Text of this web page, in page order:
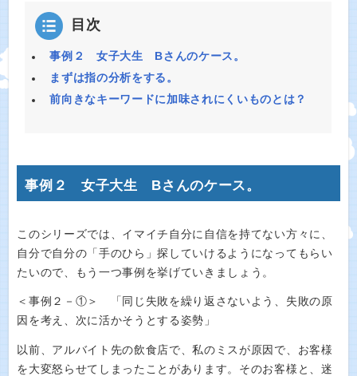
目次
事例２ 女子大生 Bさんのケース。
まずは指の分析をする。
前向きなキーワードに加味されにくいものとは？
事例２ 女子大生 Bさんのケース。
このシリーズでは、イマイチ自分に自信を持てない方々に、
自分で自分の「手のひら」探していけるようになってもらい
たいので、もう一つ事例を挙げていきましょう。
＜事例２－①＞ 「同じ失敗を繰り返さないよう、失敗の原
因を考え、次に活かそうとする姿勢」
以前、アルバイト先の飲食店で、私のミスが原因で、お客様
を大変怒らせてしまったことがあります。そのお客様と、迷